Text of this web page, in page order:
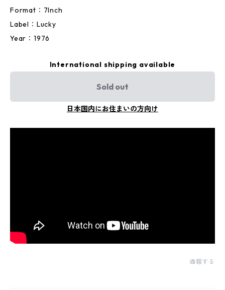
Format：7Inch
Label：Lucky
Year：1976
International shipping available
Sold out
日本国内にお住まいの方向け
通報する